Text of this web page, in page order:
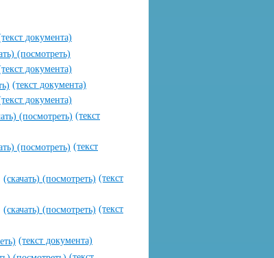
документа)
(посмотреть)
документа)
(текст документа)
документа)
(посмотреть) (текст
(посмотреть) (текст
(скачать) (посмотреть) (текст
(скачать) (посмотреть) (текст
(текст документа)